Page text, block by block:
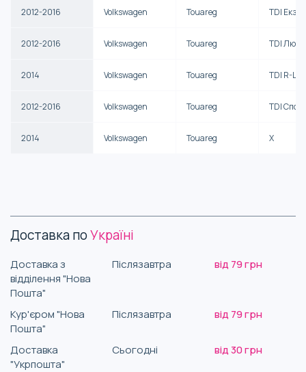
2012-2016 Volkswagen Touareg TDI
2012-2016 Volkswagen Touareg TDI Люкс
2014 Volkswagen Touareg TDI R-
2012-2016 Volkswagen Touareg TDI
2014 Volkswagen Touareg X
Доставка поУкраїні
Доставка з
відділення "Нова
Пошта"
Післязавтра від 79 грн
Кур'єром "Нова
Пошта"
Післязавтра від 79 грн
Доставка
"Укрпошта"
Сьогодні від 30 грн